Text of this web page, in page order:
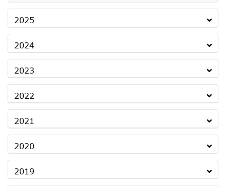
2025
2024
2023
2022
2021
2020
2019